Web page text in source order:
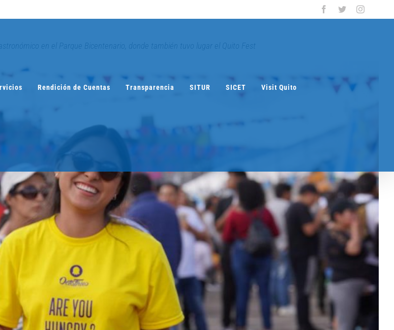
Facebook
Twitter
Rendición de Cuentas Transparencia SITUR SICET Visit Quito
en el Parque Bicentenario, donde también tuvo lugar el Quito Fest